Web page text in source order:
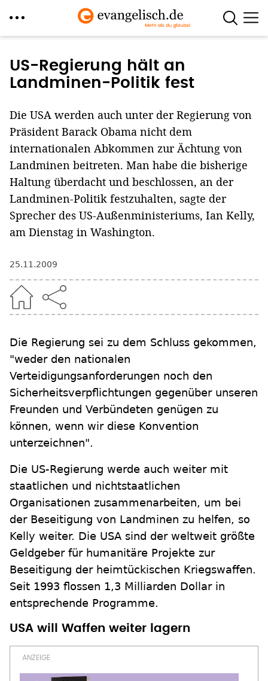
zum
Inhalt
US-Regierung hält an
Landminen-Politik fest
Die USA werden auch unter der Regierung von
Präsident Barack Obama nicht dem
internationalen Abkommen zur Ächtung von
Landminen beitreten. Man habe die bisherige
Haltung überdacht und beschlossen, an der
Landminen-Politik festzuhalten, sagte der
Sprecher des US-Außenministeriums, Ian Kelly,
am Dienstag in Washington.
25.11.2009
Die Regierung sei zu dem Schluss gekommen,
"weder den nationalen
Verteidigungsanforderungen noch den
Sicherheitsverpflichtungen gegenüber unseren
Freunden und Verbündeten genügen zu
können, wenn wir diese Konvention
unterzeichnen".
Die US-Regierung werde auch weiter mit
staatlichen und nichtstaatlichen
Organisationen zusammenarbeiten, um bei
der Beseitigung von Landminen zu helfen, so
Kelly weiter. Die USA sind der weltweit größte
Geldgeber für humanitäre Projekte zur
Beseitigung der heimtückischen Kriegswaffen.
Seit 1993 flossen 1,3 Milliarden Dollar in
entsprechende Programme.
USA will Waffen weiter lagern